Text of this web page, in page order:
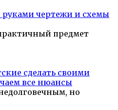
чертежи и схемы
предмет
сделать своими
все нюансы
но